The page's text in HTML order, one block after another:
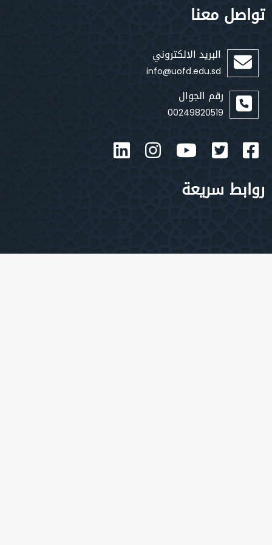
معنا
البريد الالكتروني
info@uofd.edu.sd
رقم الجوال
00249820519
سريعة